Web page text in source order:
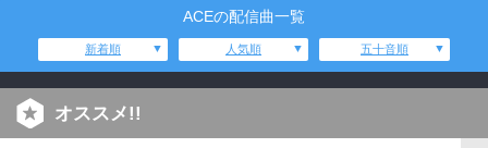
ACEの配信曲一覧
新着順 人気順 五十音順
オススメ!!